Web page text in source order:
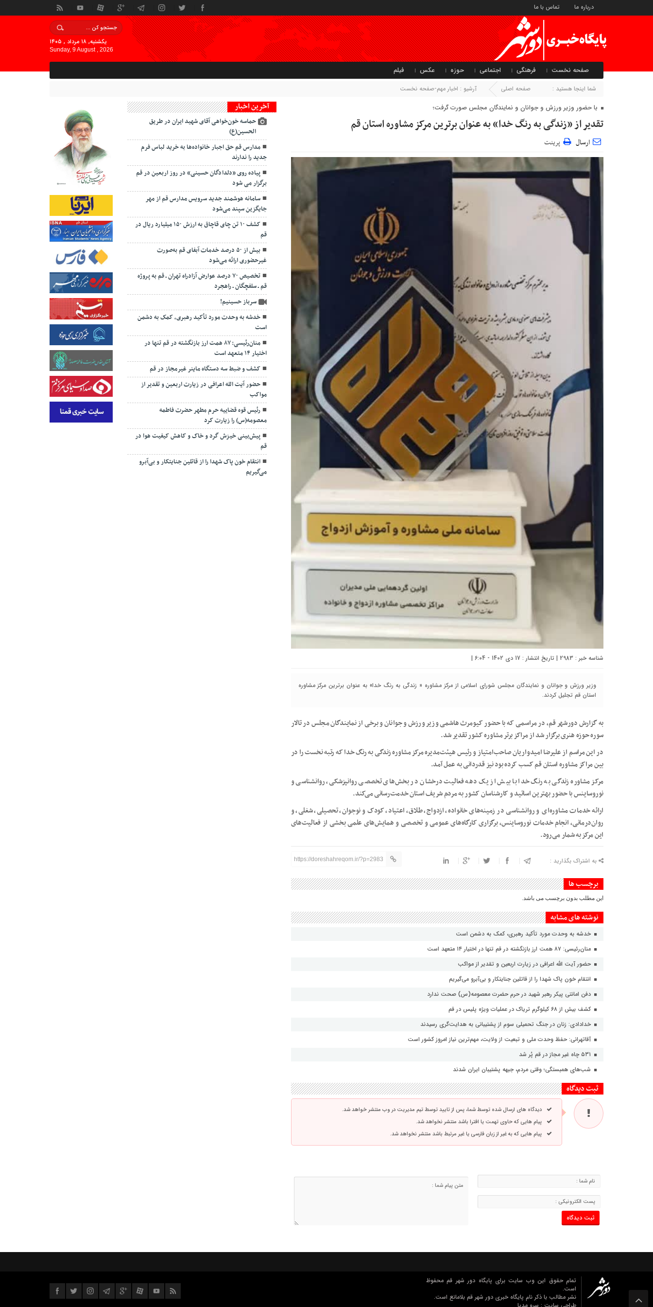
درباره ما تماس با ما
یکشنبه, ۱۸ مرداد , ۱۴۰۵
Sunday, 9 August , 2026
صفحه نخست فرهنگی اجتماعی حوزه عکس فیلم
شما اینجا هستید : صفحه اصلی آرشیو : اخبار مهم-صفحه نخست
با حضور وزیر ورزش و جوانان و نمایندگان مجلس صورت گرفت؛
تقدیر از «زندگی به رنگ خدا» به عنوان برترین مرکز مشاوره استان قم
ارسال پرینت
شناسه خبر : 2983 | تاریخ انتشار : 17 دی 1402 - 6:04 |
وزیر ورزش و جوانان و نمایندگان مجلس شورای اسلامی از مرکز مشاوره « زندگی به رنگ خدا» به عنوان برترین مرکز مشاوره
استان قم تجلیل کردند.
به گزارش دورشهر قم، در مراسمی که با حضور کیومرث هاشمی وزیر ورزش و جوانان و برخی از نمایندگان مجلس در تالار
سوره حوزه هنری برگزار شد از مراکز برتر مشاوره کشور تقدیر شد.
در این مراسم از علیرضا امیدواریان صاحب‌امتیاز و رئیس هیئت‌مدیره مرکز مشاوره زندگی به رنگ خدا که رتبه نخست را در
بین مراکز مشاوره استان قم کسب کرده بود نیز قدردانی به عمل آمد.
مرکز مشاوره زندگی به رنگ خدا با بیش از یک دهه فعالیت درخشان در بخش‌های تخصصی روانپزشکی، روانشناسی و
نوروساینس با حضور بهترین اساتید و کارشناسان کشور به مردم شریف استان خدمت‌رسانی می‌کند.
ارائه خدمات مشاوره‌ای و روانشناسی در زمینه‌های خانواده، ازدواج، طلاق، اعتیاد، کودک و نوجوان، تحصیلی، شغلی، و
روان‌درمانی، انجام خدمات نوروساینس، برگزاری کارگاه‌های عمومی و تخصصی و همایش‌های علمی بخشی از فعالیت‌های
این مرکز به شمار می‌رود.
به اشتراک بگذارید : https://doreshahreqom.ir/?p=2983
برچسب ها
این مطلب بدون برچسب می باشد.
نوشته های مشابه
خدشه به وحدت مورد تأکید رهبری، کمک به دشمن است
منان‌رئیسی: ۸۷ همت ارز بازنگشته در قم تنها در اختیار ۱۴ متعهد است
حضور آیت الله اعرافی در زیارت اربعین و تقدیر از مواکب
انتقام خون پاک شهدا را از قاتلین جنایتکار و بی‌آبرو می‌گیریم
دفن امانتی پیکر رهبر شهید در حرم حضرت معصومه(س) صحت ندارد
کشف بیش از ۶۸ کیلوگرم تریاک در عملیات ویژه پلیس در قم
خدادادی: زنان در جنگ تحمیلی سوم از پشتیبانی به هدایت‌گری رسیدند
آقاتهرانی: حفظ وحدت ملی و تبعیت از ولایت، مهم‌ترین نیاز امروز کشور است
شب‌های همبستگی؛ وقتی مردم، جبهه پشتیبان ایران شدند
ثبت دیدگاه
دیدگاه های ارسال شده توسط شما، پس از تایید توسط تیم مدیریت در وب منتشر خواهد شد.
پیام هایی که حاوی تهمت یا افترا باشد منتشر نخواهد شد.
پیام هایی که به غیر از زبان فارسی یا غیر مرتبط باشد منتشر نخواهد شد.
آخرین اخبار
حماسه خون‌خواهی آقای شهید ایران در طریق
الحسین(ع)
مدارس قم حق اجبار خانواده‌ها به خرید لباس فرم
جدید را ندارند
پیاده روی «دلدادگان حسینی» در روز اربعین در قم
برگزار می شود
سامانه هوشمند جدید سرویس مدارس قم از مهر
جایگزین سپند می‌شود
کشف ۱۰ تن چای قاچاق به ارزش ۱۵۰ میلیارد ریال در
قم
بیش از ۵۰ درصد خدمات آبفای قم به‌صورت
غیرحضوری ارائه می‌شود
تخصیص ۷۰ درصد عوارض آزادراه تهران ـ قم به پروژه
قم ـ سلفچگان ـ راهجرد
سرباز حسینیم!
خدشه به وحدت مورد تأکید رهبری، کمک به دشمن
است
منان‌رئیسی: ۸۷ همت ارز بازنگشته در قم تنها در
اختیار ۱۴ متعهد است
کشف و ضبط سه دستگاه ماینر غیرمجاز در قم
حضور آیت الله اعرافی در زیارت اربعین و تقدیر از
مواکب
رئیس قوه قضاییه حرم مطهر حضرت فاطمه
معصومه(س) را زیارت کرد
پیش‌بینی خیزش گرد و خاک و کاهش کیفیت هوا در
قم
انتقام خون پاک شهدا را از قاتلین جنایتکار و بی‌آبرو
می‌گیریم
تمام حقوق این وب سایت برای پایگاه دور شهر قم محفوظ
است.
نشر مطالب با ذکر نام پایگاه خبری دور شهر قم بلامانع است.